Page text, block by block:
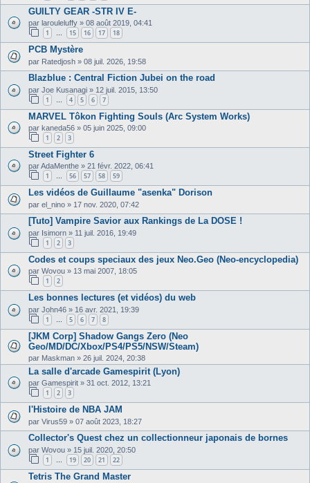
GUILTY GEAR -STR IV E-
par larouleluffy » 08 août 2019, 04:41
1 … 15 16 17 18
PCB Mystère
par Ratedjosh » 08 juil. 2026, 19:58
Blazblue : Central Fiction Jubei on the road
par Joe Kusanagi » 12 juil. 2015, 13:50
1 4 5 6 7
MARVEL Tôkon Fighting Souls (Arc System Works)
par kaneda56 » 05 juin 2025, 09:00
1 2 3
Street Fighter 6
parAdaMenthe » 21 févr. 2022, 06:41
1 … 56 57 58 59
Les vidéos de Guillaume "asenka" Dorison
par el_nino » 17 nov. 2020, 07:42
[Tuto] Vampire Savior aux Rankings de La DOSE !
par Isimorn » 11 juil. 2016, 19:49
1 2 3
Codes et coups speciaux des jeux Neo.Geo (Neo-encyclopedia)
par Wovou » 13 mai 2007, 18:05
1 2
Les bonnes lectures (et vidéos) du web
par John46 » 16 avr. 2021, 19:39
1 5 6 7 8
[JKM Corp] Shadow Gangs Zero (Neo
Geo/MD/DC/Xbox/PS4/PS5/NSW/Steam)
par Maskman » 26 juil. 2024, 20:38
La salle d'arcade Gamespirit (Lyon)
par Gamespirit » 31 oct. 2012, 13:21
1 2 3
l'Histoire de NBA JAM
par Virus59 » 07 août 2023, 18:27
Collector's Quest chez un collectionneur japonais de bornes
par Wovou » 15 juil. 2020, 20:50
1 19 20 21 22
Tetris The Grand Master